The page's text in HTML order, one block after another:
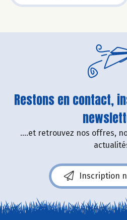
Restons en contact,
....et retrouvez nos offres,
Inscription